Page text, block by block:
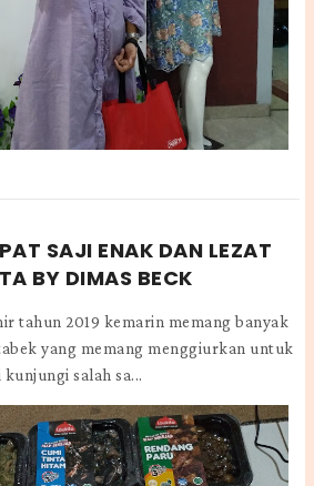
SAJI ENAK DAN LEZAT
BY DIMAS BECK
tahun 2019 kemarin memang banyak
yang memang menggiurkan untuk
kunjungi salah sa...